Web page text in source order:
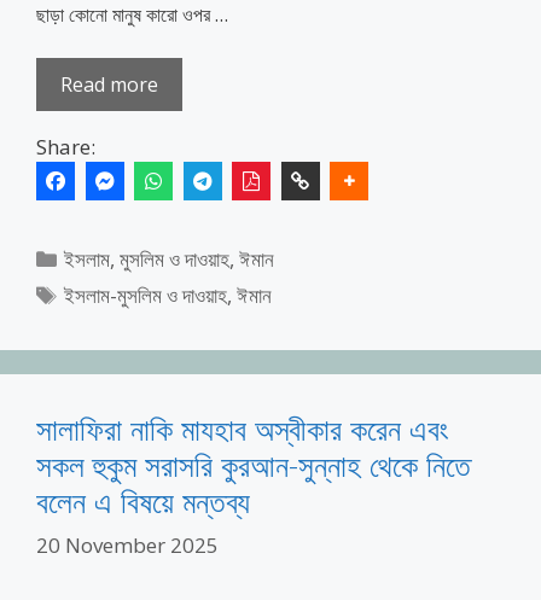
ছাড়া কোনো মানুষ কারো ওপর …
Read more
Share:
Categories
ইসলাম, মুসলিম ও দাওয়াহ,ঈমান
Tags
ইসলাম-মুসলিম ও দাওয়াহ,ঈমান
সালাফিরা নাকি মাযহাব অস্বীকার করেন এবং
সকল হুকুম সরাসরি কুরআন-সুন্নাহ থেকে নিতে
বলেন এ বিষয়ে মন্তব্য
20 November 2025